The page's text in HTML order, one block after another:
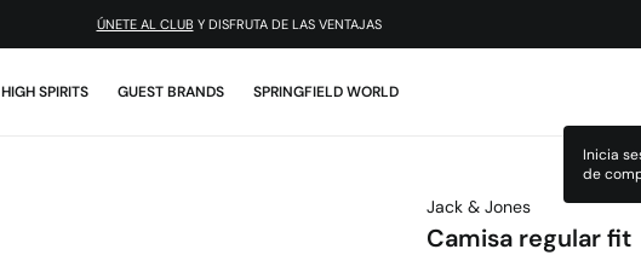
ÚNETE AL CLUB Y DISFRUTA DE LAS VENTAJAS
HIGH SPIRITS GUEST BRANDS SPRINGFIELD WORLD
Jack & Jones
Camisa regular fit